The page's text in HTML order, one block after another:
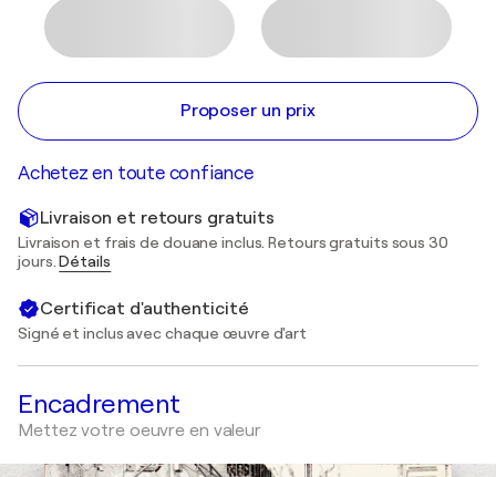
Proposer un prix
Achetez en toute confiance
Livraison et retours gratuits
Livraison et frais de douane inclus. Retours gratuits sous 30
jours.Détails
Certificat d'authenticité
Signé et inclus avec chaque œuvre d'art
Encadrement
Mettez votre oeuvre en valeur